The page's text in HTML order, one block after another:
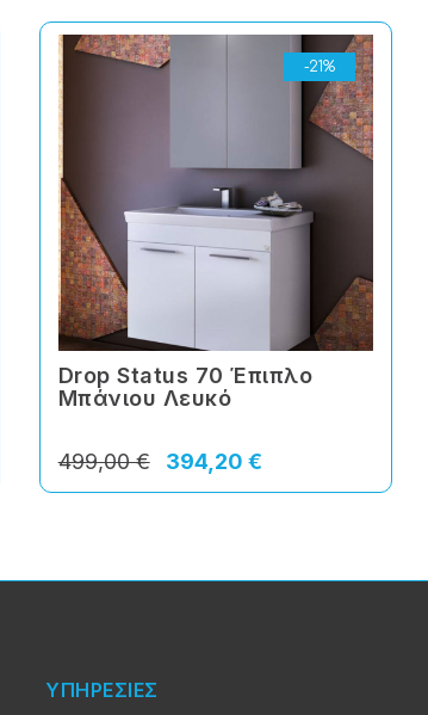
-21%
Drop Status 70 Έπιπλο
Μπάνιου Λευκό
394,20 €
499,00 €
ΥΠΗΡΕΣΙΕΣ